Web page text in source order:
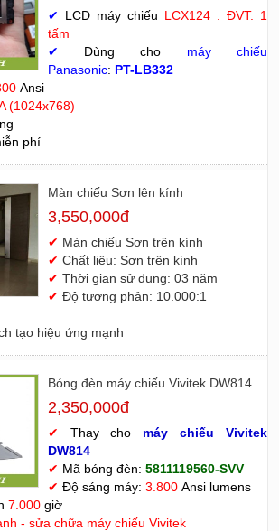
✔ LCD máy chiếu LCX124 . ĐVT: 1
tấm
✔
Dùng cho máy chiếu
Panasonic: PT-LB332
Ansi
(1024x768)
phí
Màn chiếu Sơn lên kính
3,550,000đ
✔ Màn chiếu Sơn trên kính
✔ Chất liệu: Sơn trên kính
✔ Thời gian sử dụng: 03 năm
✔ Độ tương phản: 10.000:1
tạo hiệu ứng mạnh
Bóng đèn máy chiếu Vivitek DW814
2,350,000đ
✔ Thay cho máy chiếu Vivitek
DW814
✔ Mã bóng đèn: 5811119560-SVV
✔ Độ sáng máy: 3.800Ansi lumens
7.000 giờ
- sửa chữa máy chiếu Vivitek